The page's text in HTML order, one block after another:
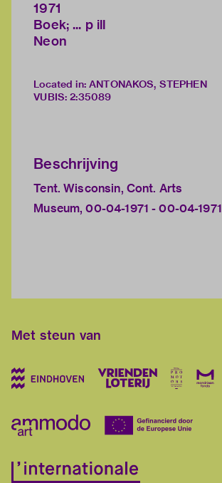
1971
Boek; ... p ill
Neon
Located in: ANTONAKOS, STEPHEN
VUBIS: 2:35089
Beschrijving
Tent. Wisconsin, Cont. Arts
Museum, 00-04-1971 - 00-04-1971
Met steun van